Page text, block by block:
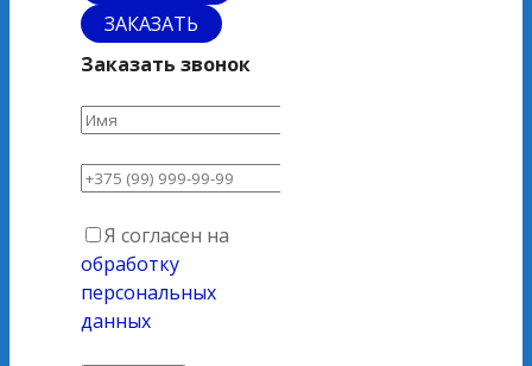
ЗАКАЗАТЬ
Заказать звонок
Я согласен на
обработку
персональных
данных